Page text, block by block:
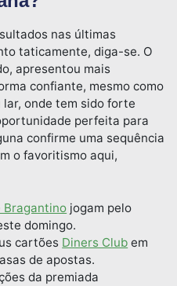
nas últimas
taticamente, diga-se. O
apresentou mais
confiante, mesmo como
onde tem sido forte
perfeita para
confirme uma sequência
o favoritismo aqui,
Bragantino jogam pelo
domingo.
cartões Diners Club em
de apostas.
da premiada